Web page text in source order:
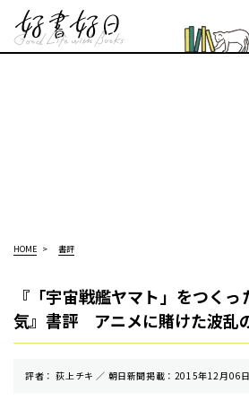
HOME 書評
『「宇宙戦艦ヤマト」をつく
気』書評 アニメに賭けた波乱
評者： 荻上チキ ／ 朝⽇新聞掲載：2015年12月06日